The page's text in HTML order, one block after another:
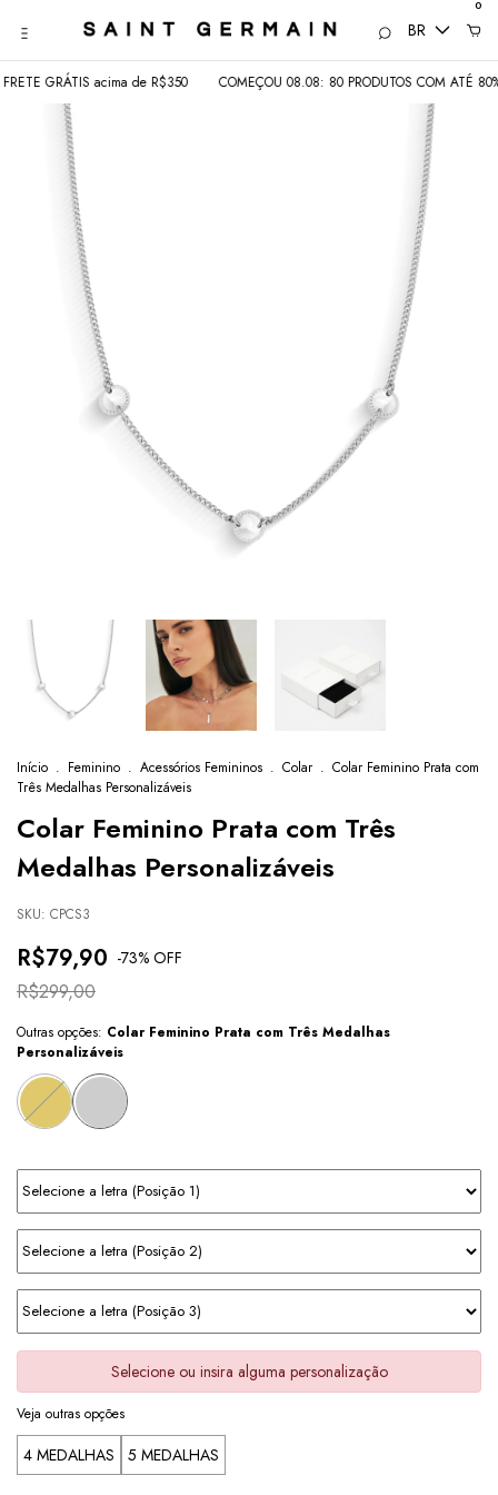
BR
0
GRÁTIS acima de R$350 COMEÇOU 08.08: 80 PRODUTOS COM ATÉ
Início . Feminino . Acessórios Femininos . Colar . Colar Feminino Prata com
Três Medalhas Personalizáveis
Colar Feminino Prata com Três
Medalhas Personalizáveis
SKU: CPCS3
R$79,90 -73% OFF
R$299,00
Outras opções: Colar Feminino Prata com Três Medalhas
Personalizáveis
Selecione ou insira alguma personalização
Veja outras opções
4 MEDALHAS 5 MEDALHAS